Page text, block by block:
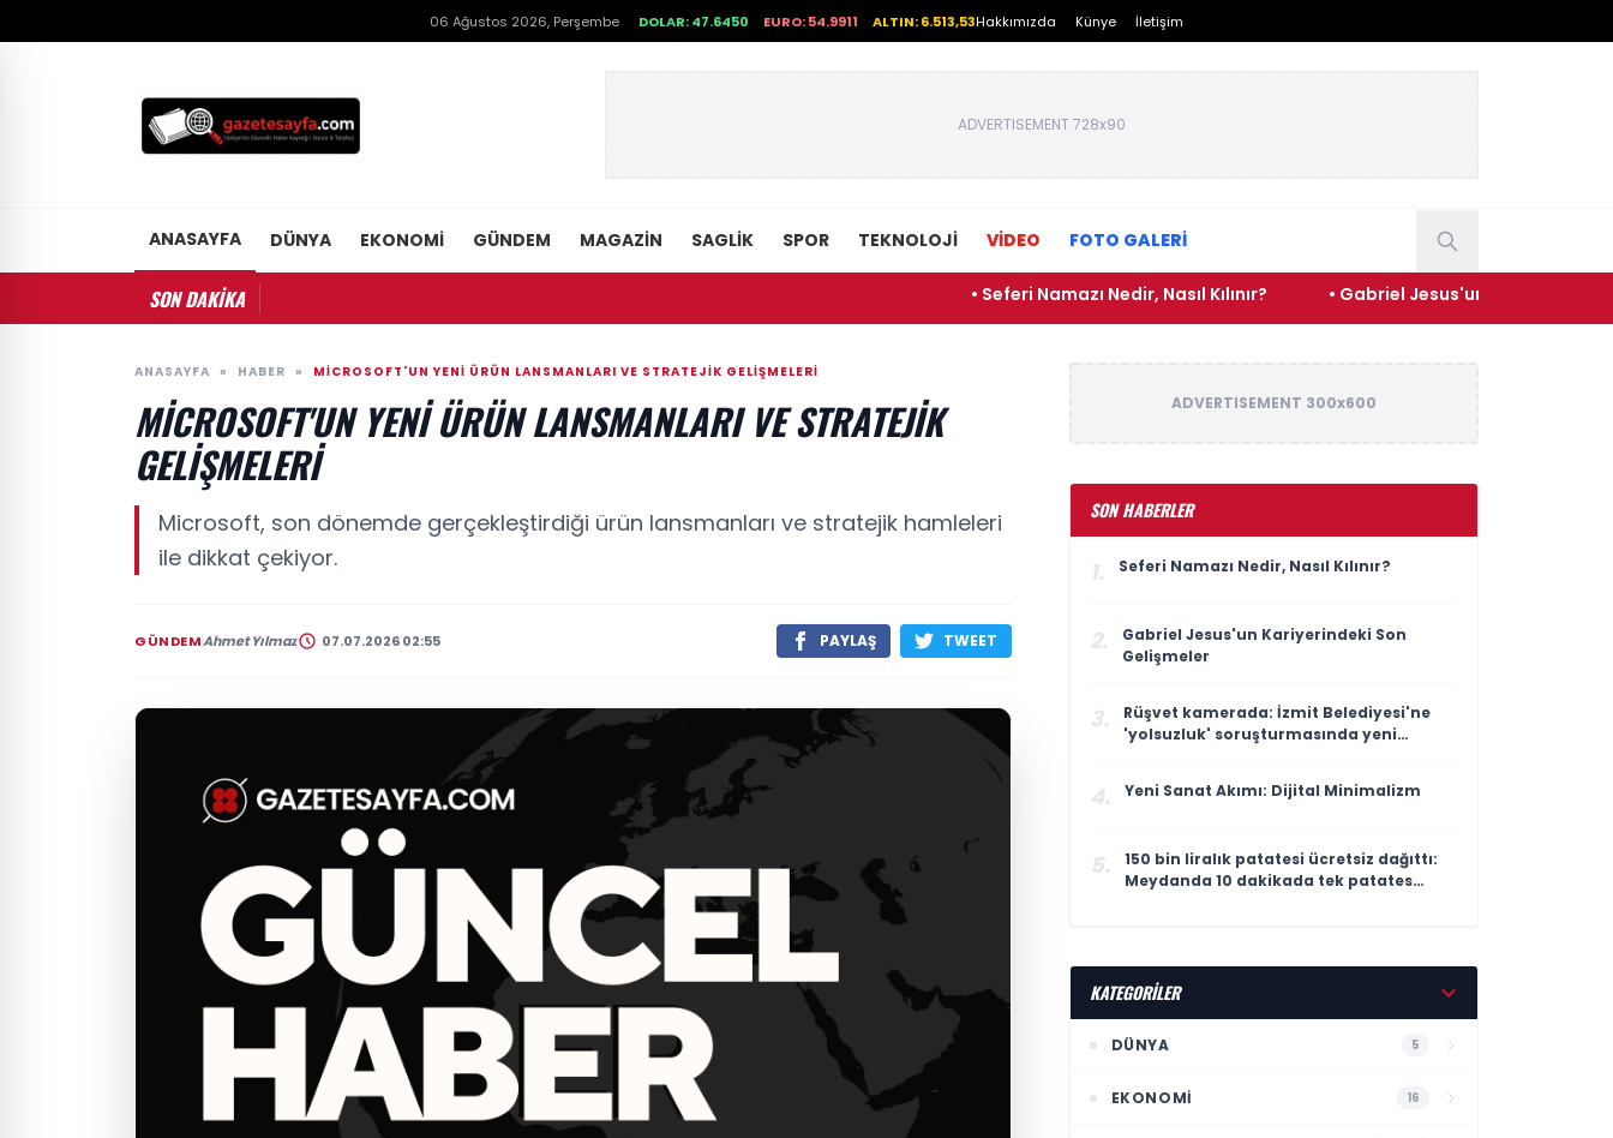
06 Ağustos 2026, Perşembe DOLAR: 47.6450 EURO: 54.9911 ALTIN: 6.513,53Hakkımızda Künye İletişim
ADVERTISEMENT 728x90
ANASAYFA DÜNYA EKONOMI GÜNDEM MAGAZIN SAGLIK SPOR TEKNOLOJI VİDEO FOTO GALERİ
SON DAKİKA • Seferi Namazı Nedir, Nasıl Kılınır? • Gabriel Jesus'un Kariyerindeki Son
ANASAYFA » HABER » MICROSOFT'UN YENI ÜRÜN LANSMANLARI VE STRATEJIK GELIŞMELERI
MICROSOFT'UN YENI ÜRÜN LANSMANLARI VE STRATEJIK
GELIŞMELERI
Microsoft, son dönemde gerçekleştirdiği ürün lansmanları ve stratejik hamleleri
ile dikkat çekiyor.
GÜNDEMAhmet Yılmaz 07.07.2026 02:55 PAYLAŞ TWEET
ADVERTISEMENT 300x600
SON HABERLER
1. Seferi Namazı Nedir, Nasıl Kılınır?
2.
Gabriel Jesus'un Kariyerindeki Son
Gelişmeler
3.
Rüşvet kamerada: İzmit Belediyesi'ne
'yolsuzluk' soruşturmasında yeni
4. Yeni Sanat Akımı: Dijital Minimalizm
5.
150 bin liralık patatesi ücretsiz dağıttı:
Meydanda 10 dakikada tek patates
KATEGORİLER
DÜNYA 5
EKONOMI 16